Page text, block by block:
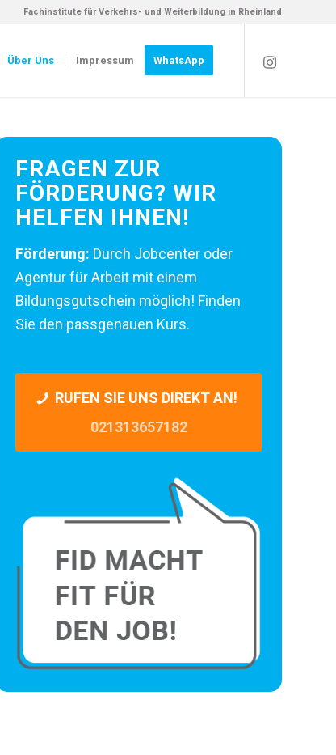
Fachinstitute für Verkehrs- und Weiterbildung in Rheinland
Über Uns Impressum WhatsApp
FRAGEN ZUR
FÖRDERUNG? WIR
HELFEN IHNEN!
Förderung: Durch Jobcenter oder
Agentur für Arbeit mit einem
Bildungsgutschein möglich! Finden
Sie den passgenauen Kurs.
RUFEN SIE UNS DIREKT AN!
021313657182